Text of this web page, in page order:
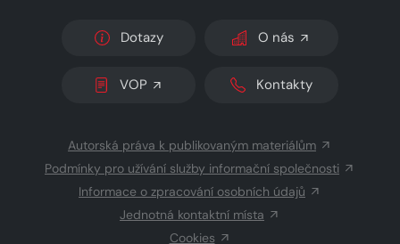
Dotazy O nás
VOP Kontakty
Autorská práva k publikovaným materiálům
Podmínky pro užívání služby informační společnosti
Informace o zpracování osobních údajů
Jednotná kontaktní místa
Cookies